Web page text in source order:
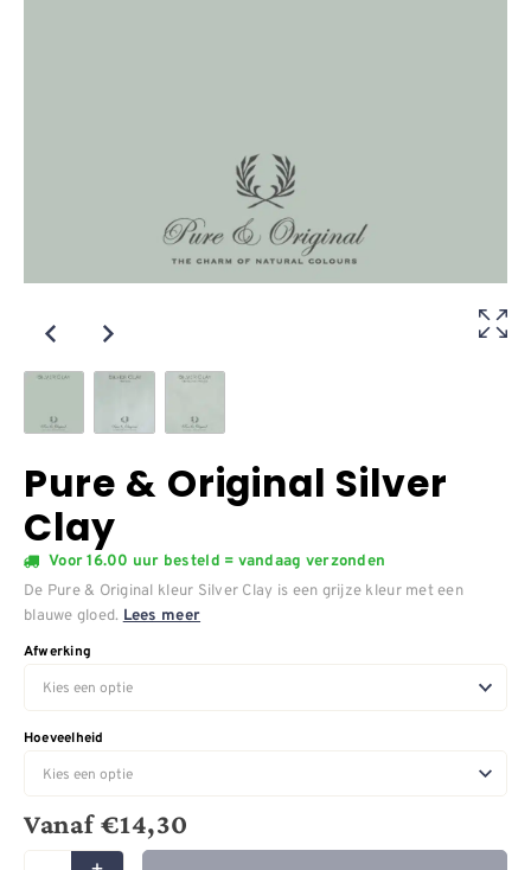
Pure & Original Silver
Clay
Voor 16.00 uur besteld = vandaag verzonden
De Pure & Original kleur Silver Clay is een grijze kleur met een
blauwe gloed. Lees meer
Afwerking
Hoeveelheid
Vanaf€14,30